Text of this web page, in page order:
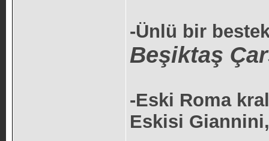
-Ünlü bir
Beşiktaş
-Eski Roma
Eskisi